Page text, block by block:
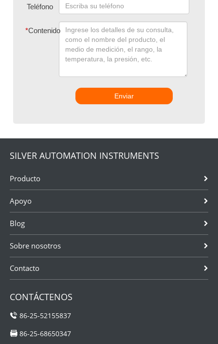
Teléfono
*Contenido
Enviar
SILVER AUTOMATION INSTRUMENTS
Producto
Apoyo
Blog
Sobre nosotros
Contacto
CONTÁCTENOS
86-25-52155837
86-25-68650347